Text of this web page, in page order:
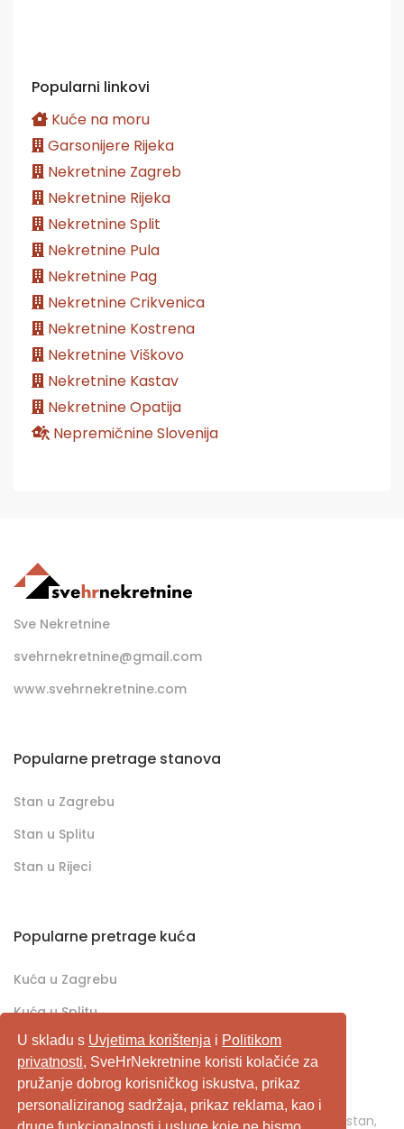
U skladu s Uvjetima korištenja i Politikom
privatnosti, SveHrNekretnine koristi kolačiće za
pružanje dobrog korisničkog iskustva, prikaz
personaliziranog sadržaja, prikaz reklama, kao i
Popularni linkovi
Kuće na moru
Garsonijere Rijeka
Nekretnine Zagreb
Nekretnine Rijeka
Nekretnine Split
Nekretnine Pula
Nekretnine Pag
Nekretnine Crikvenica
Nekretnine Kostrena
Nekretnine Viškovo
Nekretnine Kastav
Nekretnine Opatija
Nepremičnine Slovenija
Sve Nekretnine
svehrnekretnine@gmail.com
www.svehrnekretnine.com
Popularne pretrage stanova
Stan u Zagrebu
Stan u Splitu
Stan u Rijeci
Popularne pretrage kuća
Kuća u Zagrebu
Kuća u Splitu
Kuća u Rijeci
SveHrNekretnine.com predstavlja sveobuhvatan
pretraživač/oglašivač nekretnina. Ukoliko je u pitanju stan,